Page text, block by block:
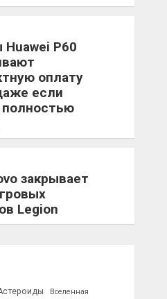
P60
оплату
если
закрывает
Legion
Вселенная